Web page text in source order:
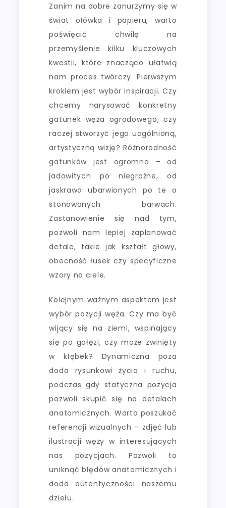
Zanim na dobre zanurzymy się w
świat ołówka i papieru, warto
poświęcić chwilę na
przemyślenie kilku kluczowych
kwestii, które znacząco ułatwią
nam proces twórczy. Pierwszym
krokiem jest wybór inspiracji. Czy
chcemy narysować konkretny
gatunek węża ogrodowego, czy
raczej stworzyć jego uogólnioną,
artystyczną wizję? Różnorodność
gatunków jest ogromna – od
jadowitych po niegroźne, od
jaskrawo ubarwionych po te o
stonowanych barwach.
Zastanowienie się nad tym,
pozwoli nam lepiej zaplanować
detale, takie jak kształt głowy,
obecność łusek czy specyficzne
wzory na ciele.
Kolejnym ważnym aspektem jest
wybór pozycji węża. Czy ma być
wijący się na ziemi, wspinający
się po gałęzi, czy może zwinięty
w kłębek? Dynamiczna poza
doda rysunkowi życia i ruchu,
podczas gdy statyczna pozycja
pozwoli skupić się na detalach
anatomicznych. Warto poszukać
referencji wizualnych – zdjęć lub
ilustracji węży w interesujących
nas pozycjach. Pozwoli to
uniknąć błędów anatomicznych i
doda autentyczności naszemu
dziełu.